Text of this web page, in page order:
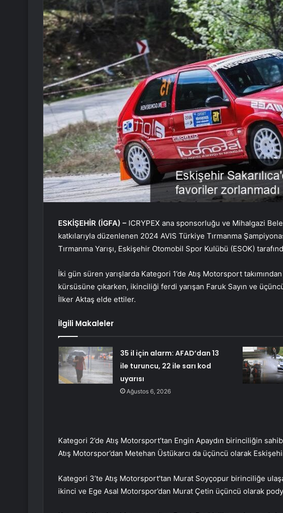
ESKİŞEHİR (İGFA) – ICRYPEX ana sponsorluğu ve Mihalgazi
katkılarıyla düzenlenen 2024 AVIS Türkiye Tırmanma
Tırmanma Yarışı, Eskişehir Otomobil Spor Kulübü (ESOK)
İki gün süren yarışlarda Kategori 1’de Atış Motorsport
kürsüsüne çıkarken, ikinciliği ferdi yarışan Faruk Sayın ve
İlker Aktaş elde ettiler.
İlgili Makaleler
35 il için alarm: AFAD’dan 13
ile turuncu, 22 ile sarı kod
uyarısı
Ağustos 6, 2026
Kategori 2’de Atış Motorsport’tan Engin Apaydın birinciliğin
Atış Motorspor’dan Metehan Üstükarcı da üçüncü olarak
Kategori 3’te Atış Motorsport’tan Murat Soyçopur birinciliğe
ikinci ve Ege Asal Motorspor’dan Murat Çetin üçüncü olarak